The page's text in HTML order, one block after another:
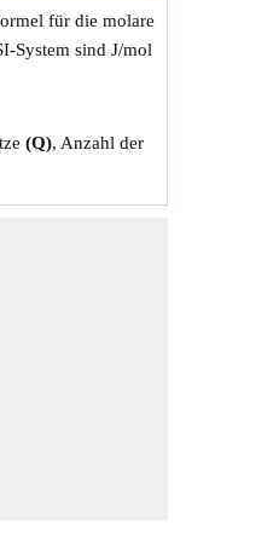
für die molare
System sind J/mol
(Q), Anzahl der